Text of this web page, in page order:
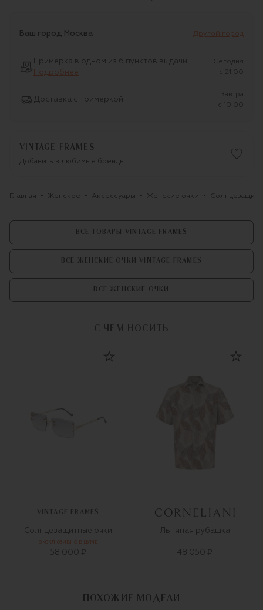
Ваш город Москва Другой город
Примерка в одном из 6 пунктов выдачи
Подробнее
Сегодня
c 21:00
Доставка с примеркой
Завтра
c 10:00
VINTAGE FRAMES
Добавить в любимые бренды
Главная Женское Аксессуары Женские очки
ВСЕ ТОВАРЫ VINTAGE FRAMES
ВСЕ ЖЕНСКИЕ ОЧКИ VINTAGE FRAMES
ВСЕ ЖЕНСКИЕ ОЧКИ
С ЧЕМ НОСИТЬ
VINTAGE FRAMES
Солнцезащитные очки
ЭКСКЛЮЗИВНО В ЦУМЕ
58 000 ₽
Льняная рубашка
48 050 ₽
ПОХОЖИЕ МОДЕЛИ